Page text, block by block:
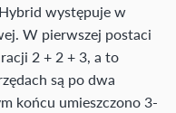
występuje w
W pierwszej postaci
2 + 2 + 3, a to
są po dwa
końcu umieszczono 3-